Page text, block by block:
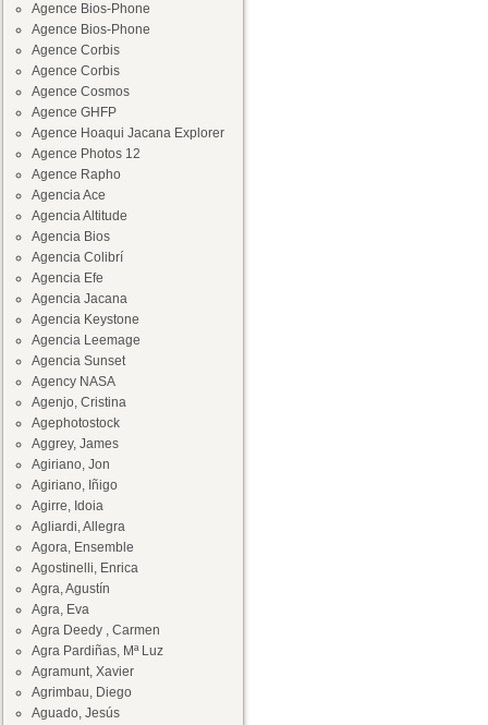
Agence Bios-Phone
Agence Bios-Phone
Agence Corbis
Agence Corbis
Agence Cosmos
Agence GHFP
Agence Hoaqui Jacana Explorer
Agence Photos 12
Agence Rapho
Agencia Ace
Agencia Altitude
Agencia Bios
Agencia Colibrí
Agencia Efe
Agencia Jacana
Agencia Keystone
Agencia Leemage
Agencia Sunset
Agency NASA
Agenjo, Cristina
Agephotostock
Aggrey, James
Agiriano, Jon
Agiriano, Iñigo
Agirre, Idoia
Agliardi, Allegra
Agora, Ensemble
Agostinelli, Enrica
Agra, Agustín
Agra, Eva
Agra Deedy , Carmen
Agra Pardiñas, Mª Luz
Agramunt, Xavier
Agrimbau, Diego
Aguado, Jesús